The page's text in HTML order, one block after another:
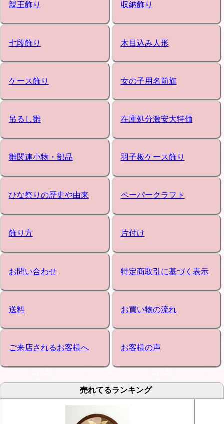
親王飾り 収納飾り
七段飾り 木目込み人形
ケース飾り 女の子用名前旗
吊るし雛 在庫処分激安大特価
雛関連小物・部品 羽子板ケース飾り
ひな祭りの歴史や由来 ペーパークラフト
飾り方 片付け
お問い合わせ 特定商取引に基づく表示
送料 お買い物の流れ
ご来店されるお客様へ お客様の声
売れてるランキング